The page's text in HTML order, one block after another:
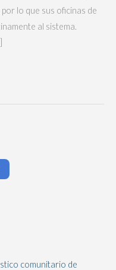
lo que sus oficinas de
al sistema.
comunitario de